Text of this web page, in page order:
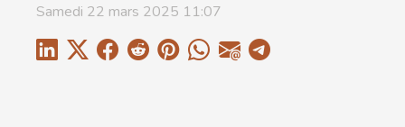
Samedi 22 mars 2025 11:07